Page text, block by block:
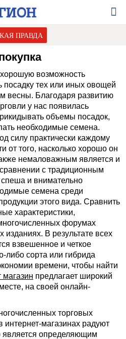
ПРАВДА
возможность
посадку тех или иных овощей
весны. Благодаря развитию
у нас появилась
объемы посадок,
необходимые семена.
силу практически каждому
от того, насколько хорошо он
немаловажным является и
сравнении с традиционным
и внимательно
семена среди
этого вида. Сравнить
характеристики,
форумах
изданиях. В результате всех
взвешенное и четкое
либо сорта или гибрида
времени, чтобы найти
магазин предлагает широкий
на своей онлайн-
торговых
магазинах радуют
является определяющим